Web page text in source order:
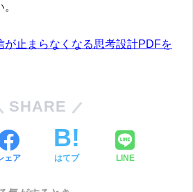
が止まらなくなる思考設計PDFを
SHARE
ェア はてブ LINE